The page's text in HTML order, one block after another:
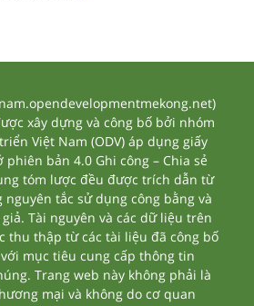
xây dựng và công bố bởi nhóm
Việt Nam (ODV) áp dụng giấy
bản 4.0 Ghi công – Chia sẻ
tóm lược đều được trích dẫn từ
tắc sử dụng công bằng và
Tài nguyên và các dữ liệu trên
thu thập từ các tài liệu đã công bố
mục tiêu cung cấp thông tin
Trang web này không phải là
mại và không do cơ quan